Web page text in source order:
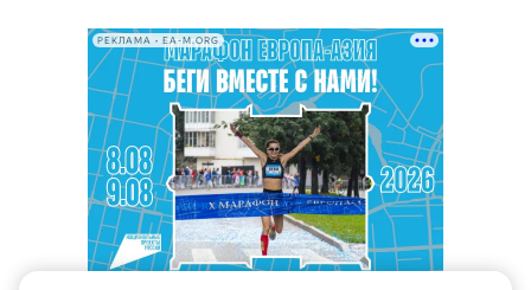
РЕКЛАМА • EA-M.ORG